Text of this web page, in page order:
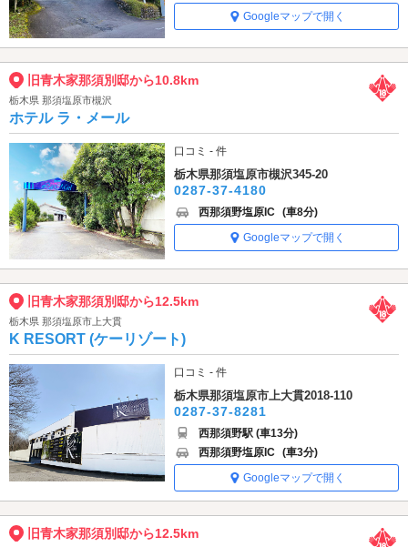
Googleマップで開く
旧青木家那須別邸から10.8km
栃木県 那須塩原市槻沢
ホテル ラ・メール
口コミ - 件
栃木県那須塩原市槻沢345-20
0287-37-4180
西那須野塩原IC (車8分)
Googleマップで開く
旧青木家那須別邸から12.5km
栃木県 那須塩原市上大貫
K RESORT (ケーリゾート)
口コミ - 件
栃木県那須塩原市上大貫2018-110
0287-37-8281
西那須野駅 (車13分)
西那須野塩原IC (車3分)
Googleマップで開く
旧青木家那須別邸から12.5km